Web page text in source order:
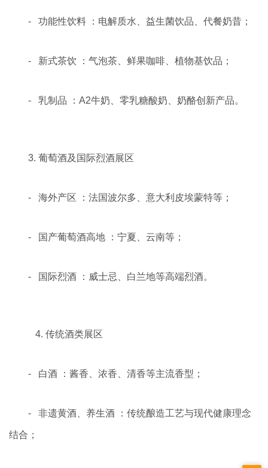
- 功能性饮料 ：电解质水、益生菌饮品、代餐奶昔；
- 新式茶饮 ：气泡茶、鲜果咖啡、植物基饮品；
- 乳制品 ：A2牛奶、零乳糖酸奶、奶酪创新产品。
3. 葡萄酒及国际烈酒展区
- 海外产区 ：法国波尔多、意大利皮埃蒙特等；
- 国产葡萄酒高地 ：宁夏、云南等；
- 国际烈酒 ：威士忌、白兰地等高端烈酒。
4. 传统酒类展区
- 白酒 ：酱香、浓香、清香等主流香型；
- 非遗黄酒、养生酒 ：传统酿造工艺与现代健康理念
结合；